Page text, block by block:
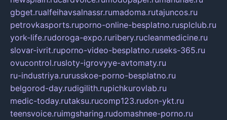
gbget.rualfeihavsalnassr.rumadoma.rutajuncos.ru
petrovkasports.ruporno-online-besplatno.rusplclub.ru
york-life.rudoroga-expo.ruribery.rucleanmedicine.ru
slovar-ivrit.ruporno-video-besplatno.ruseks-365.ru
ovucontrol.rusloty-igrovyye-avtomaty.ru
ru-industriya.rurusskoe-porno-besplatno.ru
belgorod-day.rudigilith.rupichkurovlab.ru
medic-today.rutaksu.rucomp123.rudon-ykt.ru
teensvoice.ruimgsharing.rudomashnee-porno.ru